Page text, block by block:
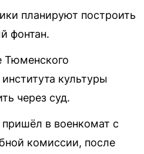
планируют построить
фонтан.
Тюменского
культуры
через суд.
в военкомат с
комиссии, после